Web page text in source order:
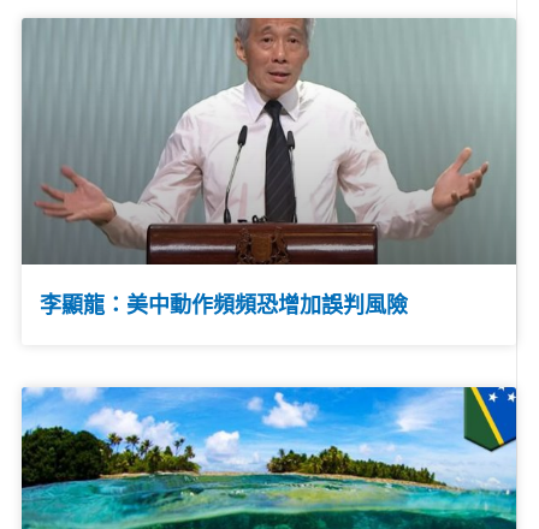
李顯龍：美中動作頻頻恐增加誤判風險